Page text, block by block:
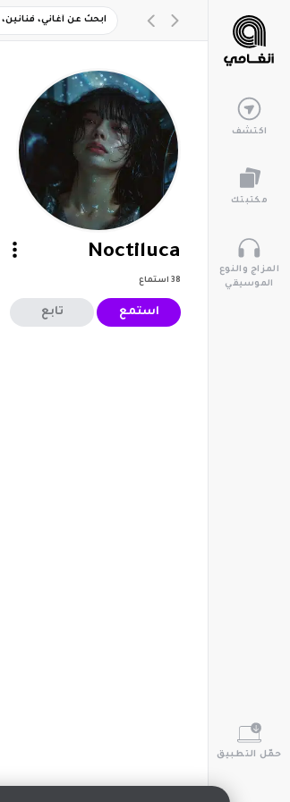
اكتشف
مكتبتك
المزاج والنوع
الموسيقي
حمّل التطبيق
Noctiluca
38 استماع
استمع تابع